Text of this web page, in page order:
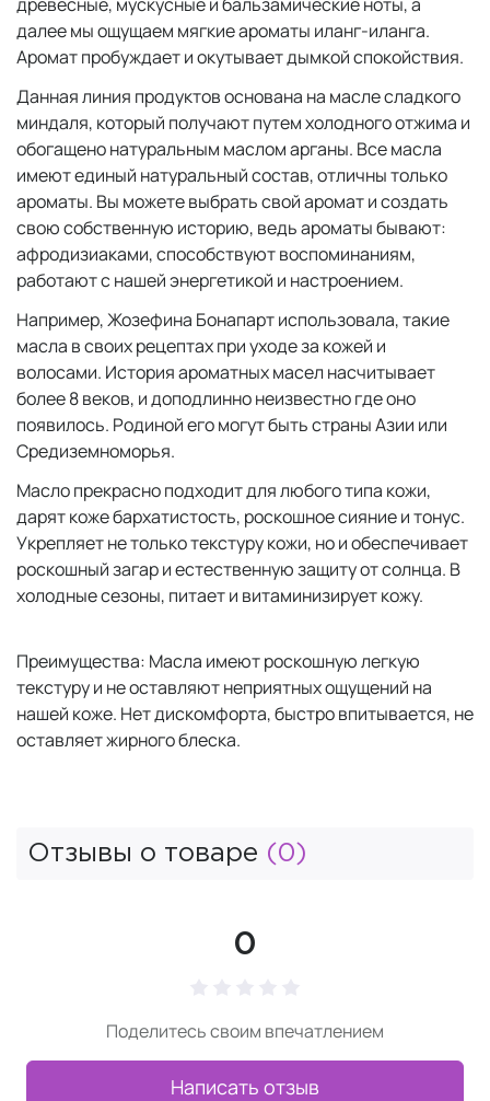
далее мы ощущаем мягкие ароматы иланг-иланга.
Аромат пробуждает и окутывает дымкой спокойствия.
Данная линия продуктов основана на масле сладкого
миндаля, который получают путем холодного отжима и
обогащено натуральным маслом арганы. Все масла
имеют единый натуральный состав, отличны только
ароматы. Вы можете выбрать свой аромат и создать
свою собственную историю, ведь ароматы бывают:
афродизиаками, способствуют воспоминаниям,
работают с нашей энергетикой и настроением.
Например, Жозефина Бонапарт использовала, такие
масла в своих рецептах при уходе за кожей и
волосами. История ароматных масел насчитывает
более 8 веков, и доподлинно неизвестно где оно
появилось. Родиной его могут быть страны Азии или
Средиземноморья.
Масло прекрасно подходит для любого типа кожи,
дарят коже бархатистость, роскошное сияние и тонус.
Укрепляет не только текстуру кожи, но и обеспечивает
роскошный загар и естественную защиту от солнца. В
холодные сезоны, питает и витаминизирует кожу.
Преимущества: Масла имеют роскошную легкую
текстуру и не оставляют неприятных ощущений на
нашей коже. Нет дискомфорта, быстро впитывается, не
оставляет жирного блеска.
Отзывы о товаре (0)
0
Поделитесь своим впечатлением
Написать отзыв